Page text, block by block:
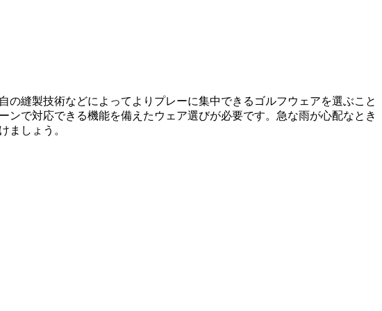
の縫製技術などによってよりプレーに集中できるゴルフウェアを選ぶこと
で対応できる機能を備えたウェア選びが必要です。急な雨が心配なとき
ましょう。